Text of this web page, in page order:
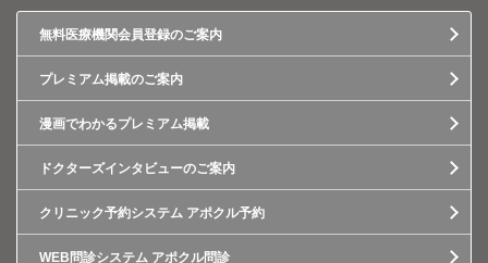
無料医療機関会員登録のご案内
プレミアム掲載のご案内
漫画でわかるプレミアム掲載
ドクターズインタビューのご案内
クリニック予約システム アポクル予約
WEB問診システム アポクル問診